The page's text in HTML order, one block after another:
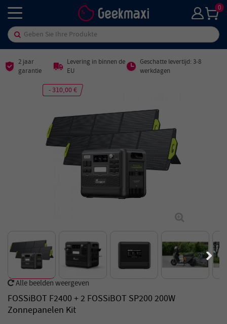
0
2 jaar
garantie
Levering in binnen de
EU
Geschatte levertijd: 3-8
werkdagen
- 310,00 €
Alle beelden weergeven
FOSSiBOT F2400 + 2 FOSSiBOT SP200 200W
Zonnepanelen Kit